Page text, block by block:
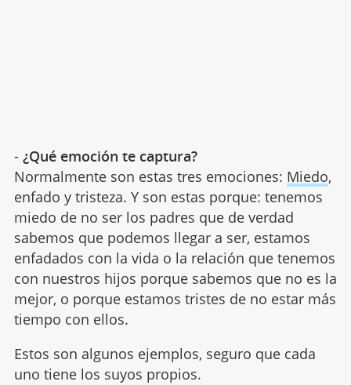
- ¿Qué emoción te captura?
Normalmente son estas tres emociones: Miedo,
enfado y tristeza. Y son estas porque: tenemos
miedo de no ser los padres que de verdad
sabemos que podemos llegar a ser, estamos
enfadados con la vida o la relación que tenemos
con nuestros hijos porque sabemos que no es la
mejor, o porque estamos tristes de no estar más
tiempo con ellos.
Estos son algunos ejemplos, seguro que cada
uno tiene los suyos propios.